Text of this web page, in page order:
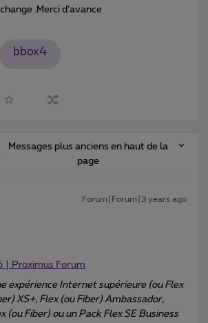
.Merci d’avance
bbox4
Messages plus anciens en haut de la
page
Forum|Forum|3 years ago
| Proximus Forum
expérience Internet supérieure (ou Flex
XS+, Flex (ou Fiber) Ambassador,
Fiber) ou un Pack Flex SE Business